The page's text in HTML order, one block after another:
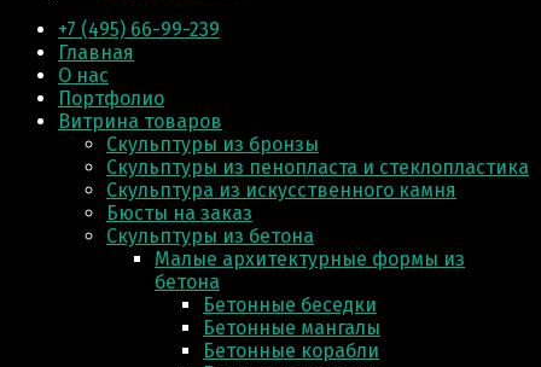
+7 (495) 66-99-239
Главная
О нас
Портфолио
Витрина товаров
Скульптуры из бронзы
Скульптуры из пенопласта и стеклопластика
Скульптура из искусственного камня
Бюсты на заказ
Скульптуры из бетона
Малые архитектурные формы из
бетона
Бетонные беседки
Бетонные мангалы
Бетонные корабли